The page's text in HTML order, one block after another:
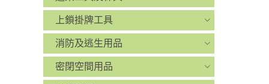
上鎖掛牌工具
消防及逃生用品
密閉空間用品